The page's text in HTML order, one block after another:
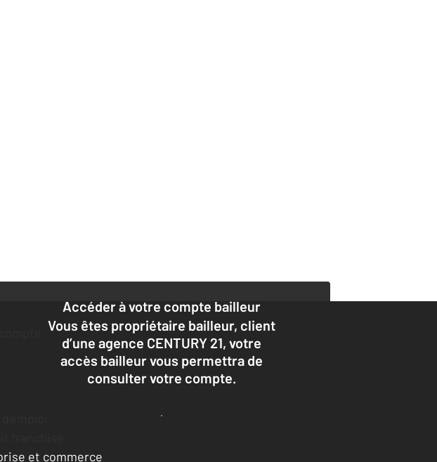
Accéder à votre compte bailleur
Vous êtes propriétaire bailleur, client
d’une agence CENTURY 21, votre
accès bailleur vous permettra de
consulter votre compte.
Me connecter à mon compte
:
à mon compte
franchisé
et commerce